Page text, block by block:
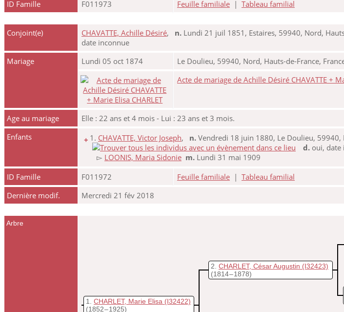
ID Famille
F011973 Feuille familiale | Tableau familial
Conjoint(e) CHAVATTE, Achille Désiré, n. Lundi 21 juil 1851, Estaires, 59940, Nord,
date inconnue
Mariage
Lundi 05 oct 1874
Le Doulieu, 59940, Nord, Hauts-de-France,
Acte de mariage de Achille Désiré CHAVATTE +
Age au mariage
Elle : 22 ans et 4 mois - Lui : 23 ans et 3 mois.
Enfants
+ 1. CHAVATTE, Victor Joseph, n. Vendredi 18 juin 1880, Le Doulieu, 59940,
d. oui, date
▻ LOONIS, Maria Sidonie m. Lundi 31 mai 1909
ID Famille
F011972 Feuille familiale | Tableau familial
Dernière modif.
Mercredi 21 fév 2018
Arbre
1 CHARLET, Marie Elisa (I32422)
(1852 – 1925)
2 CHARLET, César Augustin (I32423)
(1814 – 1878)